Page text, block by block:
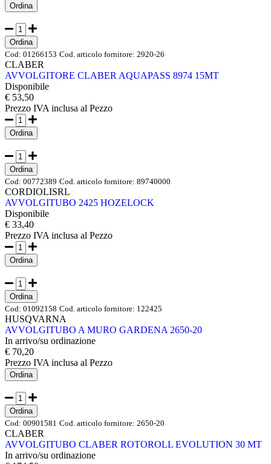
Ordina
Ordina
Cod: 01266153 Cod. articolo fornitore: 2920-26
CLABER
AVVOLGITORE CLABER AQUAPASS 8974 15MT
Disponibile
€ 53,50
Prezzo IVA inclusa al Pezzo
Ordina
Ordina
Cod: 00772389 Cod. articolo fornitore: 89740000
CORDIOLISRL
AVVOLGITUBO 2425 HOZELOCK
Disponibile
€ 33,40
Prezzo IVA inclusa al Pezzo
Ordina
Ordina
Cod: 01092158 Cod. articolo fornitore: 122425
HUSQVARNA
AVVOLGITUBO A MURO GARDENA 2650-20
In arrivo/su ordinazione
€ 70,20
Prezzo IVA inclusa al Pezzo
Ordina
Ordina
Cod: 00901581 Cod. articolo fornitore: 2650-20
CLABER
AVVOLGITUBO CLABER ROTOROLL EVOLUTION 30 MT
In arrivo/su ordinazione